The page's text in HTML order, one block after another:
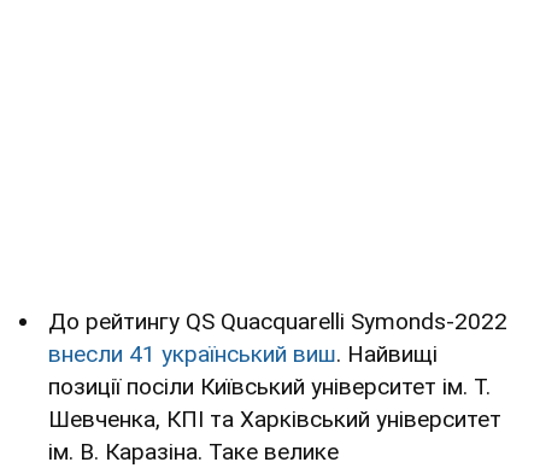
До рейтингу QS Quacquarelli Symonds-2022
внесли 41 український виш. Найвищі
позиції посіли Київський університет ім. Т.
Шевченка, КПІ та Харківський університет
ім. В. Каразіна. Таке велике